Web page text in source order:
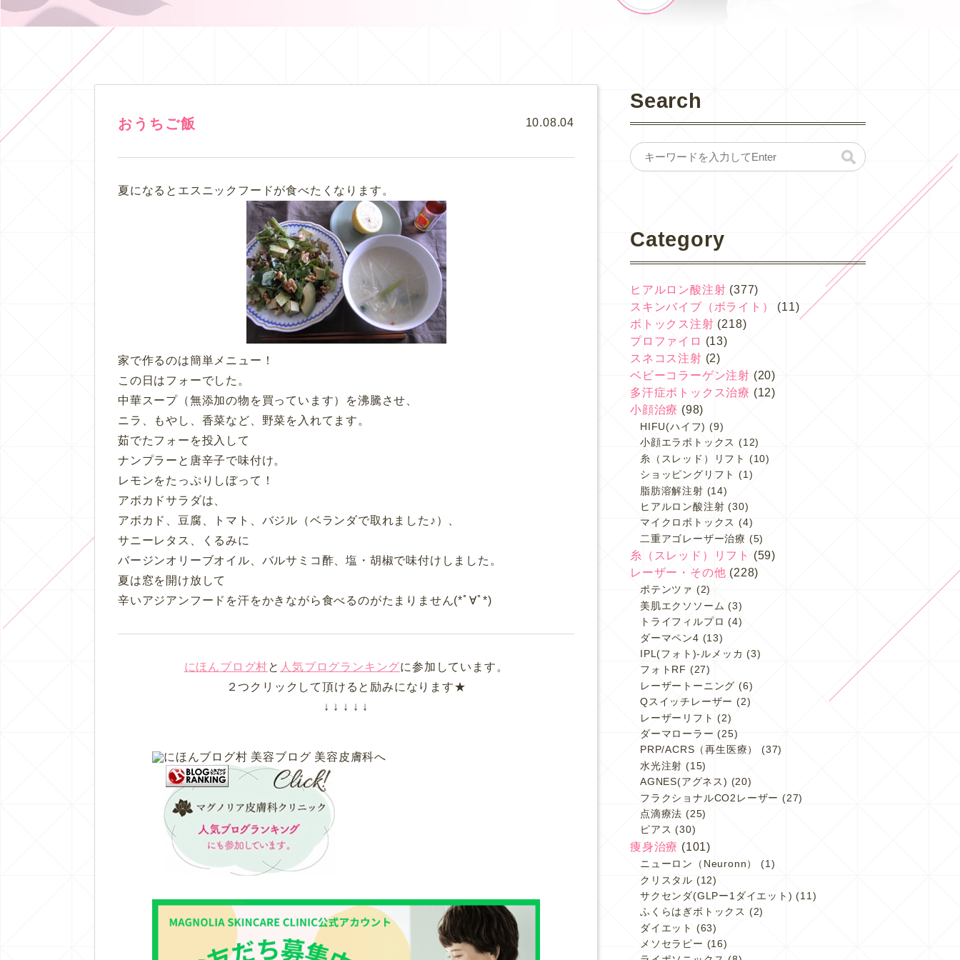
おうちご飯 10.08.04
夏になるとエスニックフードが食べたくなります。
家で作るのは簡単メニュー！
この日はフォーでした。
中華スープ（無添加の物を買っています）を沸騰させ、
ニラ、もやし、香菜など、野菜を入れてます。
茹でたフォーを投入して
ナンプラーと唐辛子で味付け。
レモンをたっぷりしぼって！
アボカドサラダは、
アボカド、豆腐、トマト、バジル（ベランダで取れました♪）、
サニーレタス、くるみに
バージンオリーブオイル、バルサミコ酢、塩・胡椒で味付けしました。
夏は窓を開け放して
辛いアジアンフードを汗をかきながら食べるのがたまりません(*ﾟ∀ﾟ*)
にほんブログ村と 人気ブログランキングに参加しています。
２つクリックして頂けると励みになります★
↓ ↓ ↓ ↓ ↓
Search
Category
ヒアルロン酸注射 (377)
スキンバイブ（ボライト）
(11)
ボトックス注射 (218)
プロファイロ (13)
スネコス注射 (2)
ベビーコラーゲン注射 (20)
多汗症ボトックス治療 (12)
小顔治療 (98)
HIFU(ハイフ) (9)
小顔エラボトックス (12)
糸（スレッド）リフト
(10)
ショッピングリフト
(1)
脂肪溶解注射 (14)
ヒアルロン酸注射 (30)
マイクロボトックス (4)
二重アゴレーザー治療 (5)
糸（スレッド）リフト
(59)
レーザー・その他 (228)
ポテンツァ (2)
美肌エクソソーム (3)
トライフィルプロ (4)
ダーマペン4 (13)
IPL(フォト)-ルメッカ (3)
フォトRF (27)
レーザートーニング (6)
Qスイッチレーザー (2)
レーザーリフト (2)
ダーマローラー (25)
PRP/ACRS（再生医療）
(37)
水光注射 (15)
AGNES(アグネス) (20)
フラクショナルCO2レーザー (27)
点滴療法 (25)
ピアス (30)
痩身治療 (101)
ニューロン（Neuronn）
(1)
クリスタル (12)
サクセンダ(GLPー1ダイエット) (11)
ふくらはぎボトックス (2)
ダイエット (63)
メソセラピー (16)